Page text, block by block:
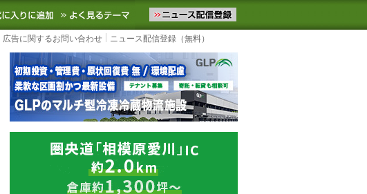
新の物流ニュースをお届けします。物流ニュースメール配信を登録す
お気に入りに追加 よく見るテーマ
広告に関するお問い合わせ ニュース配信登録（無料）